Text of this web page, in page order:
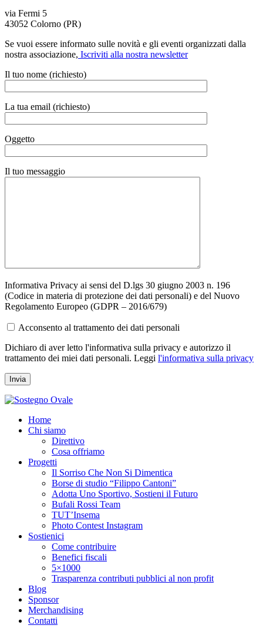
via Fermi 5
43052 Colorno (PR)
Se vuoi essere informato sulle novità e gli eventi organizzati dalla
nostra associazione, Iscriviti alla nostra newsletter
Il tuo nome (richiesto)
La tua email (richiesto)
Oggetto
Il tuo messaggio
Informativa Privacy ai sensi del D.lgs 30 giugno 2003 n. 196
(Codice in materia di protezione dei dati personali) e del Nuovo
Regolamento Europeo (GDPR – 2016/679)
Acconsento al trattamento dei dati personali
Dichiaro di aver letto l'informativa sulla privacy e autorizzo il
trattamento dei miei dati personali. Leggi l'informativa sulla privacy
Home
Chi siamo
Direttivo
Cosa offriamo
Progetti
Il Sorriso Che Non Si Dimentica
Borse di studio “Filippo Cantoni”
Adotta Uno Sportivo, Sostieni il Futuro
Bufali Rossi Team
TUT’Insema
Photo Contest Instagram
Sostienici
Come contribuire
Benefici fiscali
5×1000
Trasparenza contributi pubblici al non profit
Blog
Sponsor
Merchandising
Contatti